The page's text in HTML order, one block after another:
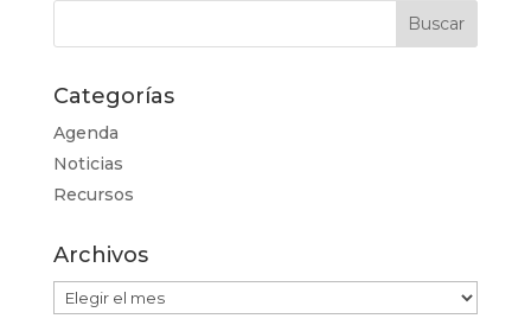
Categorías
Agenda
Noticias
Recursos
Archivos
Archivos